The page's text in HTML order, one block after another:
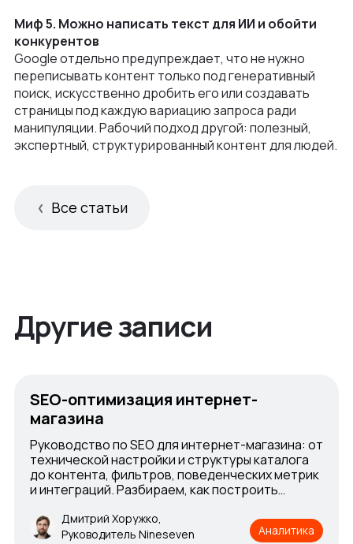
Миф 5. Можно написать текст для ИИ и обойти
конкурентов
Google отдельно предупреждает, что не нужно
переписывать контент только под генеративный
поиск, искусственно дробить его или создавать
страницы под каждую вариацию запроса ради
манипуляции. Рабочий подход другой: полезный,
экспертный, структурированный контент для людей.
Все статьи
Другие записи
SEO-оптимизация интернет-
магазина
Руководство по SEO для интернет-магазина: от
технической настройки и структуры каталога
до контента, фильтров, поведенческих метрик
и интеграций. Разбираем, как построить
типовых ошибок и выстроить системную
поддержку SEO после запуска сайта
Дмитрий Хоружко,
Руководитель Nineseven
Аналитика